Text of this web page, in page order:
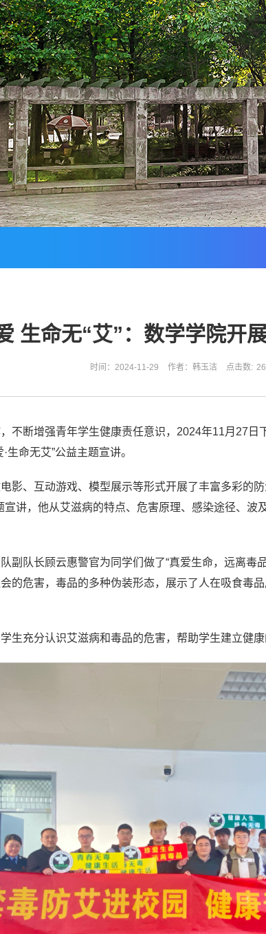
生命无“艾”：数学学院开
时间：2024-11-29 作者：韩玉洁 点击数:
不断增强青年学生健康责任意识，2024年11月27
命无艾”公益主题宣讲。
影、互动游戏、模型展示等形式开展了丰富多彩的
宣讲，他从艾滋病的特点、危害原理、感染途径、
副队长顾云惠警官为同学们做了“真爱生命，远离
的危害，毒品的多种伪装形态，展示了人在吸食毒
生充分认识艾滋病和毒品的危害，帮助学生建立健